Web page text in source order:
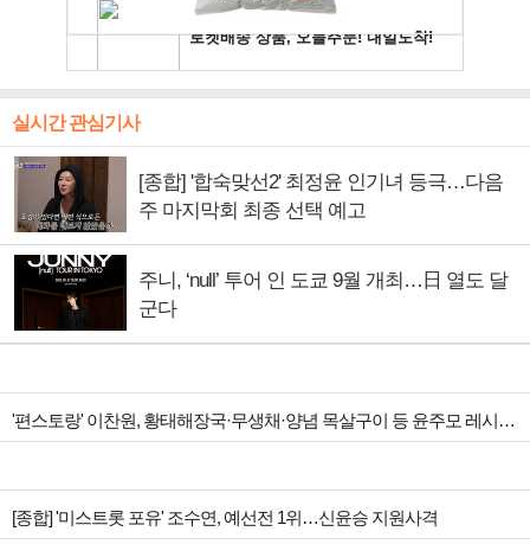
실시간 관심기사
[종합] '합숙맞선2' 최정윤 인기녀 등극…다음
주 마지막회 최종 선택 예고
주니, ‘null’ 투어 인 도쿄 9월 개최…日 열도 달
군다
'편스토랑' 이찬원, 황태해장국·무생채·양념 목살구이 등 윤주모 레시피 섭렵
[종합] '미스트롯 포유' 조수연, 예선전 1위…신윤승 지원사격